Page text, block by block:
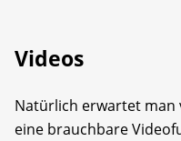
Videos
Natürlich erwartet man
eine brauchbare